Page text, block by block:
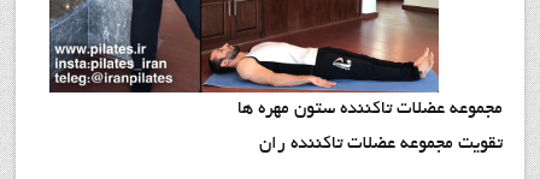
مجموعه عضلات تاكننده ستون مهره ها
تقويت مجموعه عضلات تاكننده ران